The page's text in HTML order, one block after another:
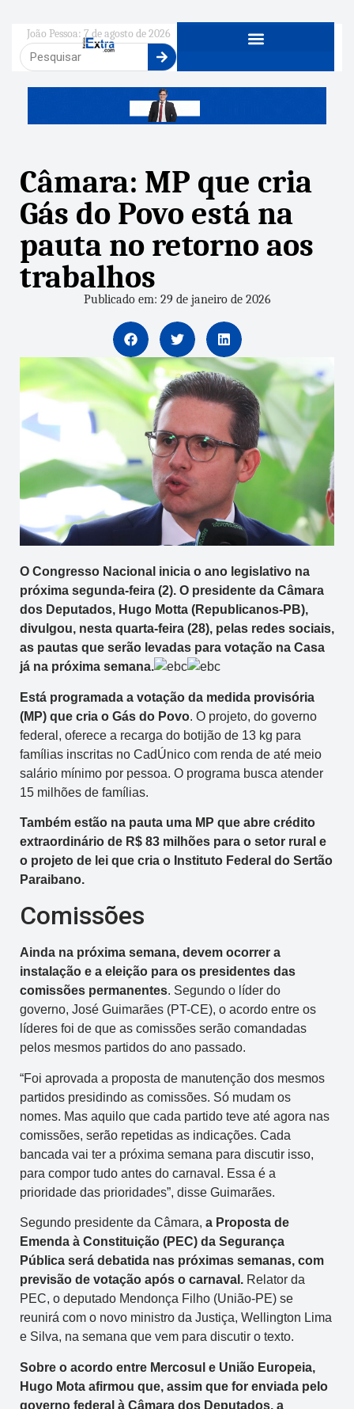
João Pessoa: 7 de agosto de 2026
Câmara: MP que cria
Gás do Povo está na
pauta no retorno aos
trabalhos
Publicado em: 29 de janeiro de 2026
O Congresso Nacional inicia o ano legislativo na
próxima segunda-feira (2). O presidente da Câmara
dos Deputados, Hugo Motta (Republicanos-PB),
divulgou, nesta quarta-feira (28), pelas redes sociais,
as pautas que serão levadas para votação na Casa
já na próxima semana.
Está programada a votação da medida provisória
(MP) que cria o Gás do Povo. O projeto, do governo
federal, oferece a recarga do botijão de 13 kg para
famílias inscritas no CadÚnico com renda de até meio
salário mínimo por pessoa. O programa busca atender
15 milhões de famílias.
Também estão na pauta uma MP que abre crédito
extraordinário de R$ 83 milhões para o setor rural e
o projeto de lei que cria o Instituto Federal do Sertão
Paraibano.
Comissões
Ainda na próxima semana, devem ocorrer a
instalação e a eleição para os presidentes das
comissões permanentes. Segundo o líder do
governo, José Guimarães (PT-CE), o acordo entre os
líderes foi de que as comissões serão comandadas
pelos mesmos partidos do ano passado.
“Foi aprovada a proposta de manutenção dos mesmos
partidos presidindo as comissões. Só mudam os
nomes. Mas aquilo que cada partido teve até agora nas
comissões, serão repetidas as indicações. Cada
bancada vai ter a próxima semana para discutir isso,
para compor tudo antes do carnaval. Essa é a
prioridade das prioridades”, disse Guimarães.
Segundo presidente da Câmara, a Proposta de
Emenda à Constituição (PEC) da Segurança
Pública será debatida nas próximas semanas, com
previsão de votação após o carnaval. Relator da
PEC, o deputado Mendonça Filho (União-PE) se
reunirá com o novo ministro da Justiça, Wellington Lima
e Silva, na semana que vem para discutir o texto.
Sobre o acordo entre Mercosul e União Europeia,
Hugo Mota afirmou que, assim que for enviada pelo
governo federal à Câmara dos Deputados, a